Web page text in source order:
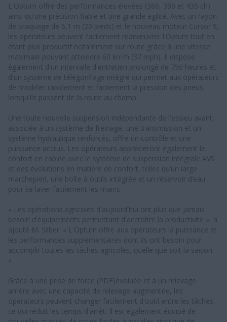
L'Optum offre des performances élevées (360, 390 et 435 ch)
ainsi qu'une précision fiable et une grande agilité. Avec un rayon
de braquage de 6,1 m (20 pieds) et le nouveau moteur Cursor 9,
les opérateurs peuvent facilement manœuvrer l'Optum tout en
étant plus productif notamment sur route grâce à une vitesse
maximale pouvant atteindre 60 km/h (37 mph). Il dispose
également d'un intervalle d'entretien prolongé de 750 heures et
d'un système de télégonflage intégré qui permet aux opérateurs
de modifier rapidement et facilement la pression des pneus
lorsqu'ils passent de la route au champ.
Une toute nouvelle suspension indépendante de l'essieu avant,
associée à un système de freinage, une transmission et un
système hydraulique renforcés, offre un contrôle et une
puissance accrus. Les opérateurs apprécieront également le
confort en cabine avec le système de suspension intégrale AVS
et des évolutions en matière de confort, telles qu’un large
marchepied, une boîte à outils intégrée et un réservoir d’eau
pour se laver facilement les mains.
« Les opérations agricoles d'aujourd'hui ont plus que jamais
besoin d'équipements permettant d'accroître la productivité », a
ajouté M. Silber. « L'Optum offre aux opérateurs la puissance et
les performances supplémentaires dont ils ont besoin pour
accomplir toutes les tâches agricoles, quelle que soit la saison.
Grâce à une prise de force (PDF)évoluée et à un relevage
arrière avec une capacité de relevage augmentée, les
opérateurs peuvent changer facilement d'outil entre les tâches,
ce qui réduit les temps d'arrêt. Il est également équipé de